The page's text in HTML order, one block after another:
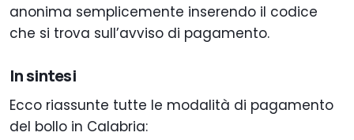
anonima semplicemente inserendo il codice
che si trova sull’avviso di pagamento.
In sintesi
Ecco riassunte tutte le modalità di pagamento
del bollo in Calabria: